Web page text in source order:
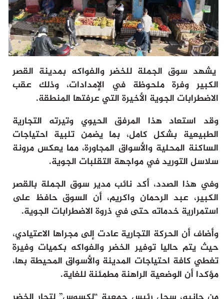
ثقافة وفن
منوعات
أرشيف
يشهد سوق الجملة للخضر والفواكه بمدينة القصر
الكبير وفرة ملحوظة في الإمدادات، وذلك عقب
الاضطرابات الجوية الأخيرة التي عرفتها المنطقة.
وقد استعاد هذا المرفق الحيوي وتيرته التجارية
الطبيعية بشكل كامل، بما يضمن تلبية احتياجات
الساكنة المحلية والأسواق المجاورة، مما يعكس مرونة
سلاسل التوريد في مواجهة التقلبات الجوية.
وفي هذا الصدد، أكد نائب مدير سوق الجملة بالقصر
الكبير، عبد الرحمان واكريم، أن السوق حافظ على
استمرارية خدماته حتى في ذروة الاضطرابات الجوية.
وأضاف أن الحركة التجارية عادت إلى مجراها الاعتيادي،
حيث يتم حاليا توفير الخضر والفواكه بكميات وفيرة
تغطي كافة احتياجات المدينة والأسواق المحيطة بها،
مؤكدا أن الوضعية الراهنة مطمئنة للغاية.